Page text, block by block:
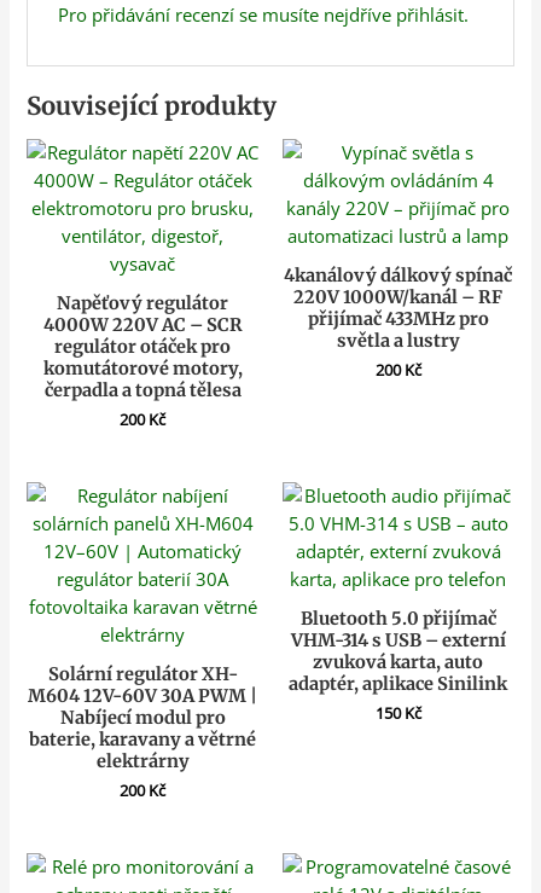
Pro přidávání recenzí se musíte nejdříve přihlásit.
Související produkty
Napěťový regulátor
4000W 220V AC – SCR
regulátor otáček pro
komutátorové motory,
čerpadla a topná tělesa
200Kč
4kanálový dálkový spínač
220V 1000W/kanál – RF
přijímač 433MHz pro
světla a lustry
200Kč
Solární regulátor XH-
M604 12V-60V 30A PWM |
Nabíjecí modul pro
baterie, karavany a větrné
elektrárny
200Kč
Bluetooth 5.0 přijímač
VHM-314 s USB – externí
zvuková karta, auto
adaptér, aplikace Sinilink
150Kč